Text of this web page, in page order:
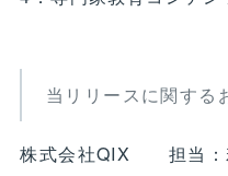
当リリースに関する
株式会社QIX 担当：